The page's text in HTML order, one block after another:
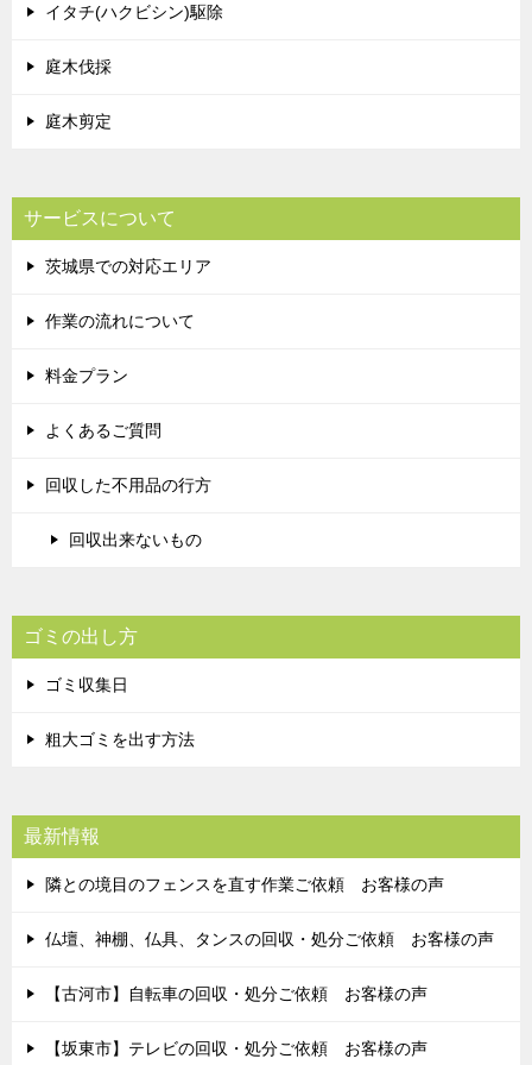
イタチ(ハクビシン)駆除
庭木伐採
庭木剪定
サービスについて
茨城県での対応エリア
作業の流れについて
料金プラン
よくあるご質問
回収した不用品の行方
回収出来ないもの
ゴミの出し方
ゴミ収集日
粗大ゴミを出す方法
最新情報
隣との境目のフェンスを直す作業ご依頼 お客様の声
仏壇、神棚、仏具、タンスの回収・処分ご依頼 お客様の声
【古河市】自転車の回収・処分ご依頼 お客様の声
【坂東市】テレビの回収・処分ご依頼 お客様の声